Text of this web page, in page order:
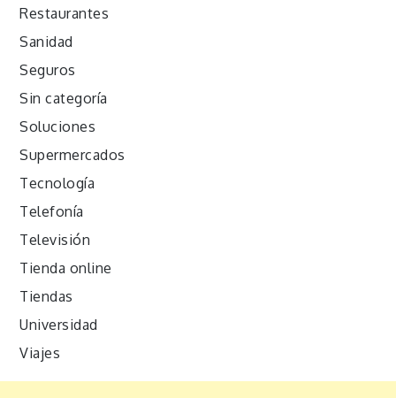
Restaurantes
Sanidad
Seguros
Sin categoría
Soluciones
Supermercados
Tecnología
Telefonía
Televisión
Tienda online
Tiendas
Universidad
Viajes